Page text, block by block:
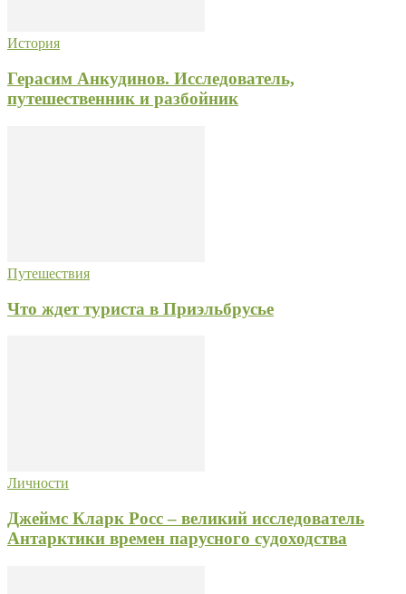
История
Герасим Анкудинов. Исследователь,
путешественник и разбойник
Путешествия
Что ждет туриста в Приэльбрусье
Личности
Джеймс Кларк Росс – великий исследователь
Антарктики времен парусного судоходства